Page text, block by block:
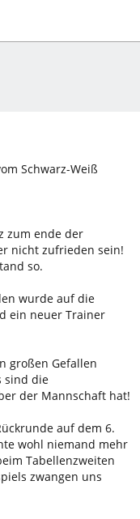
Schwarz-Weiß
zum ende der
nicht zufrieden sein!
so.
wurde auf die
ein neuer Trainer
großen Gefallen
sind die
der Mannschaft hat!
auf dem 6.
wohl niemand mehr
Tabellenzweiten
zwangen uns